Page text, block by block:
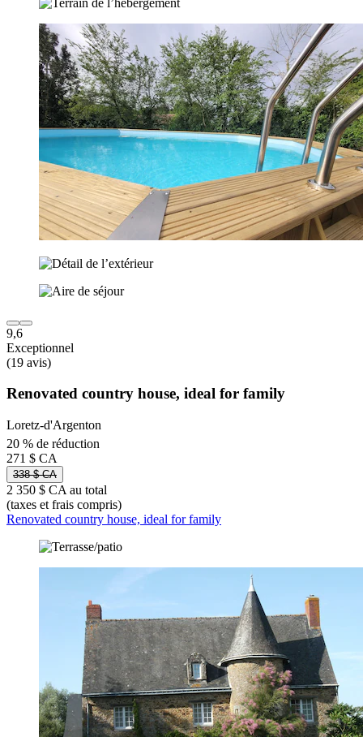
9,6
Exceptionnel
(19 avis)
Renovated country house, ideal for family
Loretz-d'Argenton
20 % de réduction
271 $ CA
338 $ CA
2 350 $ CA au total
(taxes et frais compris)
Renovated country house, ideal for family